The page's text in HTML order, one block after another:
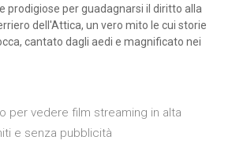
prodigiose per guadagnarsi il diritto alla
dell'Attica, un vero mito le cui storie
cantato dagli aedi e magnificato nei
per vedere film streaming in alta
e senza pubblicità